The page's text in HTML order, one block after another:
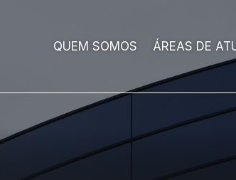
QUEM SOMOS ÁREAS DE